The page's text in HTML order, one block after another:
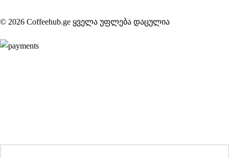
© 2026 Coffeehub.ge ყველა უფლება დაცულია